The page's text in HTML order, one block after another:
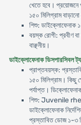
খেতে হবে। প্রয়োজনে
১৫০ মিলিগ্রাম
শিশু: ডাইক্লোফেনাক
বয়স্ক রোগী: প্রবীণ বা
বাঞ্ছনীয়।
ডাইক্লোফেনাক ডিসপারসিবল
প্রাপ্তবয়স্ক:
১৫০ মিলিগ্রাম। কিছু
পর্যাপ্ত।
শিশু: Juvenile
ডাইক্লোফেনাক
প্রস্তাবিত ডোজ ১-৩